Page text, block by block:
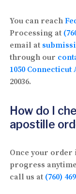
You can reach
Processing at
email at
through our
1050 Connecticut
20036.
How do I
apostille
Once your order
progress
call us at (760)